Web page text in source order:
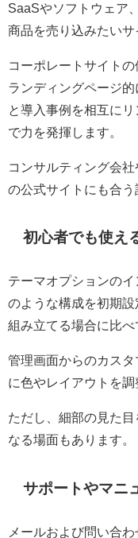
SaaSやソフトウェア
商品を売り込みたいサ
コーポレートサイト
ランディングページ
と導入事例を相互に
で力を発揮します。
コンサルティング会
の公式サイトにも合う
初心者でも使え
テーマオプションの
のような構成を初期
組み立てる場合に比べ
管理画面からのカス
に色やレイアウトを調
ただし、細部の見た
なる場面もあります。
サポートやマニ
メールおよび問い合